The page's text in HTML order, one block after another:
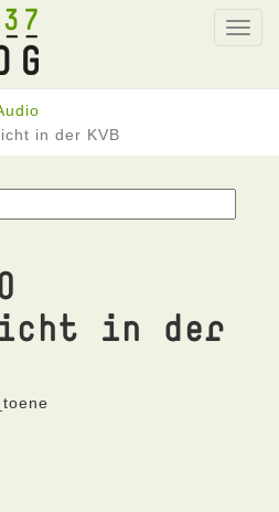
37
in der KVB
in der